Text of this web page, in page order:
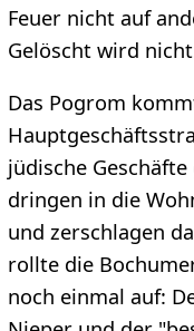
Feuer nicht auf
Gelöscht wird
Das Pogrom
jüdische
dringen in die
und zerschlagen
rollte die
noch einmal auf: